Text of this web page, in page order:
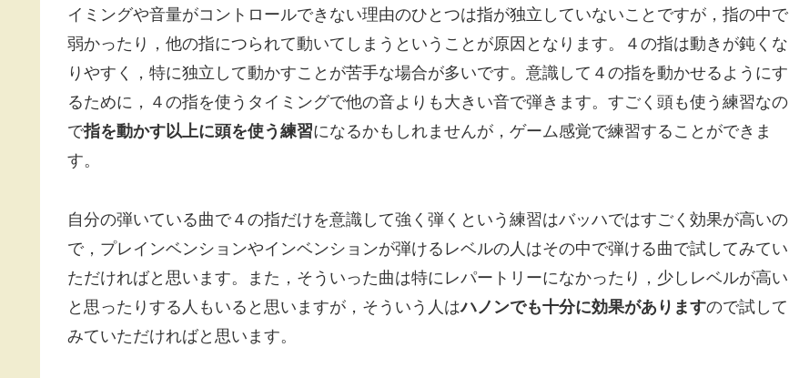
イミングや音量がコントロールできない理由のひとつは指が独立していないことですが，指の中で
弱かったり，他の指につられて動いてしまうということが原因となります。４の指は動きが鈍くな
りやすく，特に独立して動かすことが苦手な場合が多いです。意識して４の指を動かせるようにす
るために，４の指を使うタイミングで他の音よりも大きい音で弾きます。すごく頭も使う練習なの
で指を動かす以上に頭を使う練習になるかもしれませんが，ゲーム感覚で練習することができま
す。
自分の弾いている曲で４の指だけを意識して強く弾くという練習はバッハではすごく効果が高いの
で，プレインベンションやインベンションが弾けるレベルの人はその中で弾ける曲で試してみてい
ただければと思います。また，そういった曲は特にレパートリーになかったり，少しレベルが高い
と思ったりする人もいると思いますが，そういう人はハノンでも十分に効果がありますので試して
みていただければと思います。